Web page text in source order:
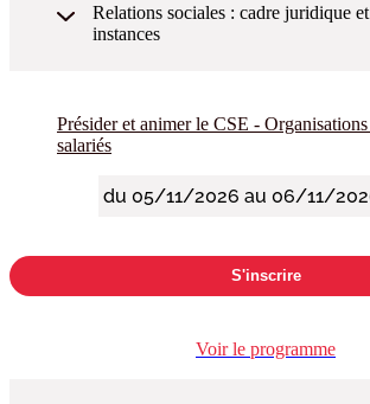
Relations sociales : cadre juridique
instances
Présider et animer le CSE -
salariés
S'inscrire
Voir le programme